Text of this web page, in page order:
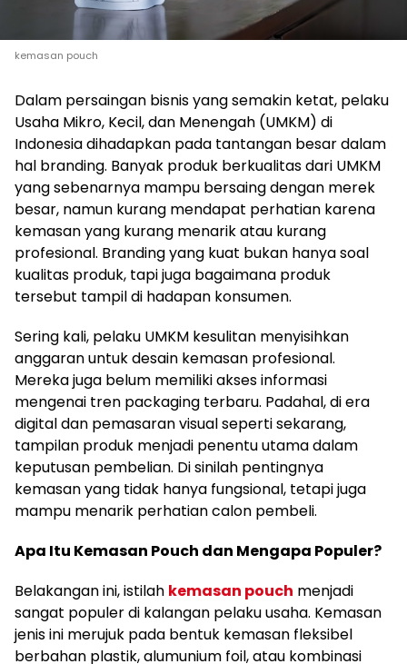
kemasan pouch
Dalam persaingan bisnis yang semakin ketat, pelaku
Usaha Mikro, Kecil, dan Menengah (UMKM) di
Indonesia dihadapkan pada tantangan besar dalam
hal branding. Banyak produk berkualitas dari UMKM
yang sebenarnya mampu bersaing dengan merek
besar, namun kurang mendapat perhatian karena
kemasan yang kurang menarik atau kurang
profesional. Branding yang kuat bukan hanya soal
kualitas produk, tapi juga bagaimana produk
tersebut tampil di hadapan konsumen.
Sering kali, pelaku UMKM kesulitan menyisihkan
anggaran untuk desain kemasan profesional.
Mereka juga belum memiliki akses informasi
mengenai tren packaging terbaru. Padahal, di era
digital dan pemasaran visual seperti sekarang,
tampilan produk menjadi penentu utama dalam
keputusan pembelian. Di sinilah pentingnya
kemasan yang tidak hanya fungsional, tetapi juga
mampu menarik perhatian calon pembeli.
Apa Itu Kemasan Pouch dan Mengapa Populer?
Belakangan ini, istilah kemasan pouch menjadi
sangat populer di kalangan pelaku usaha. Kemasan
jenis ini merujuk pada bentuk kemasan fleksibel
berbahan plastik, alumunium foil, atau kombinasi